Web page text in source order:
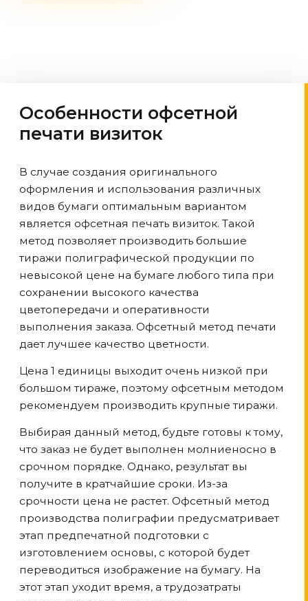
Особенности офсетной
печати визиток
В случае создания оригинального
оформления и использования различных
видов бумаги оптимальным вариантом
является офсетная печать визиток. Такой
метод позволяет производить большие
тиражи полиграфической продукции по
невысокой цене на бумаге любого типа при
сохранении высокого качества
цветопередачи и оперативности
выполнения заказа. Офсетный метод печати
дает лучшее качество цветности.
Цена 1 единицы выходит очень низкой при
большом тираже, поэтому офсетным методом
рекомендуем производить крупные тиражи.
Выбирая данный метод, будьте готовы к тому,
что заказ не будет выполнен молниеносно в
срочном порядке. Однако, результат вы
получите в кратчайшие сроки. Из-за
срочности цена не растет. Офсетный метод
производства полиграфии предусматривает
этап предпечатной подготовки с
изготовлением основы, с которой будет
переводиться изображение на бумагу. На
этот этап уходит время, а трудозатраты